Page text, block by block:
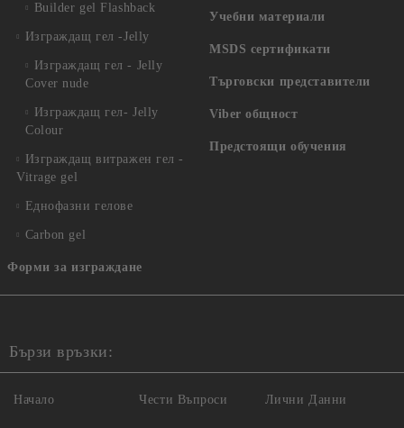
Builder gel Flashback
Изграждащ гел -Jelly
Изграждащ гел - Jelly
Cover nude
Изграждащ гел- Jelly
Colour
Изграждащ витражен гел -
Vitrage gel
Еднофазни гелове
Carbon gel
Форми за изграждане
Учебни материали
MSDS сертификати
Търговски представители
Viber общност
Предстоящи обучения
Бързи връзки:
Начало Чести Въпроси Лични Данни